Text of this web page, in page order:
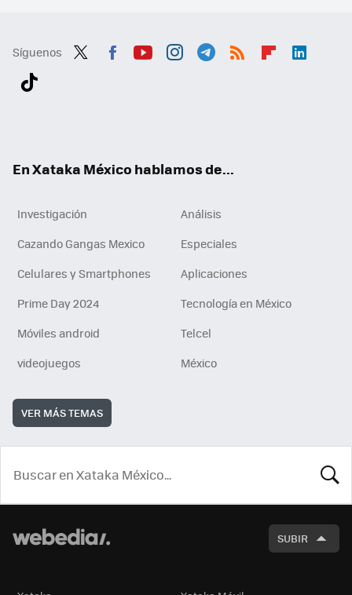
Síguenos
En Xataka México hablamos de...
Investigación
Análisis
Cazando Gangas Mexico
Especiales
Celulares y Smartphones
Aplicaciones
Prime Day 2024
Tecnología en México
Móviles android
Telcel
videojuegos
México
VER MÁS TEMAS
SUBIR